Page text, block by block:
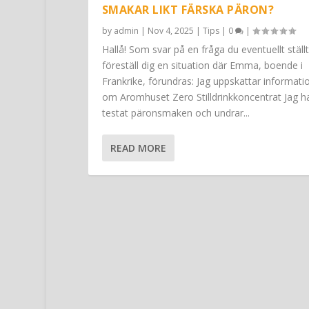
SMAKAR LIKT FÄRSKA PÄRON?
by admin | Nov 4, 2025 | Tips| 0 |
Hallå! Som svar på en fråga du eventuellt
föreställ dig en situation där Emma, boende i
Frankrike, förundras: Jag uppskattar
om Aromhuset Zero Stilldrinkkoncentrat Jag
testat päronsmaken och undrar...
READ MORE